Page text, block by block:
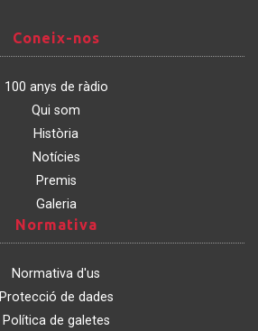
Coneix-nos
100 anys de ràdio
Qui som
Història
Notícies
Premis
Galeria
Normativa
Normativa d'us
Protecció de dades
Política de galetes